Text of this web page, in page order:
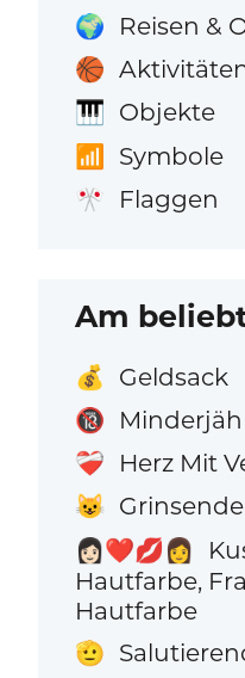
🌍 Reisen &
🏀
🎹 Objekte
📶 Symbole
🎌 Flaggen
Am
💰 Geldsack
🔞
❤️‍🩹 Herz Mit
😺
👩🏻‍❤️‍💋‍👩
Hautfarbe,
Hautfarbe
🫡